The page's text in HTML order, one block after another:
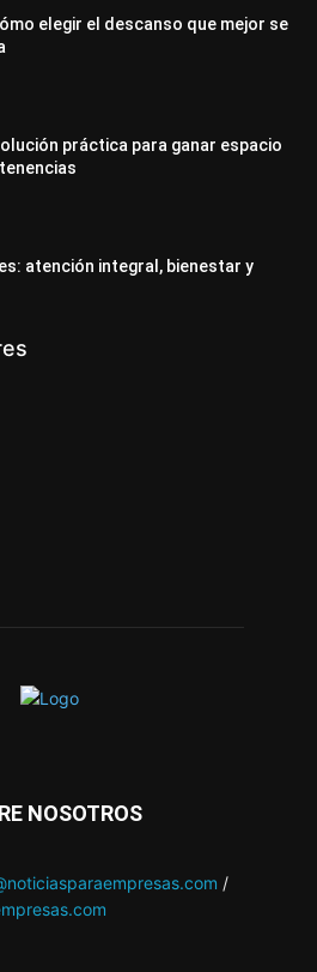
elegir el descanso que mejor se
práctica para ganar espacio
atención integral, bienestar y
NOSOTROS
/